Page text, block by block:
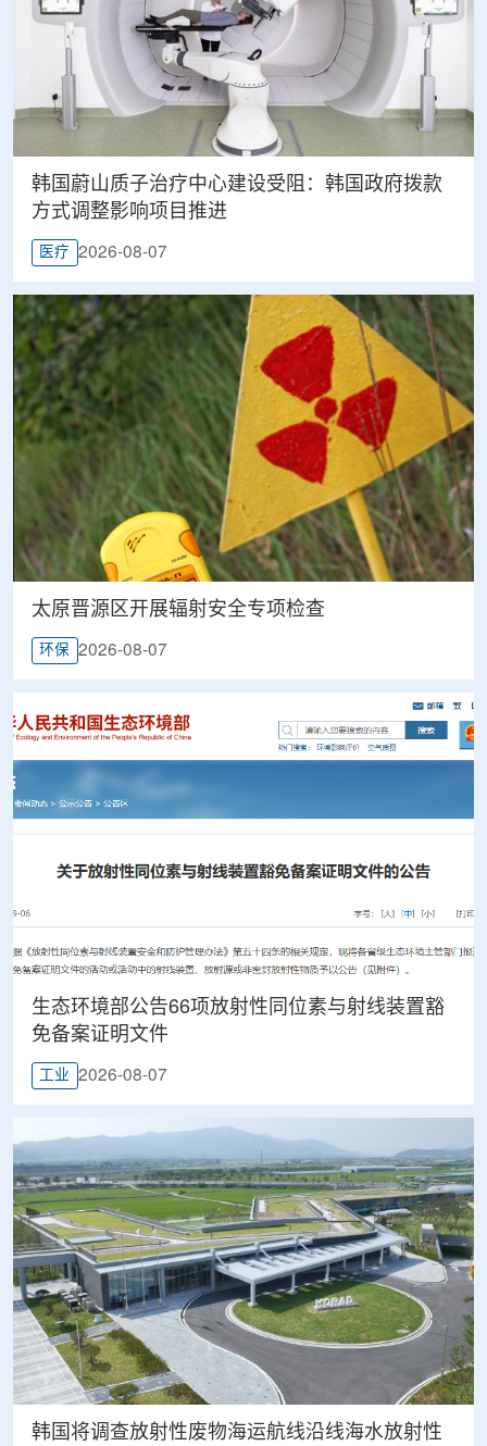
韩国蔚山质子治疗中心建设受阻：韩国政府拨款
方式调整影响项目推进
医疗 2026-08-07
太原晋源区开展辐射安全专项检查
环保 2026-08-07
生态环境部公告66项放射性同位素与射线装置豁
免备案证明文件
工业 2026-08-07
韩国将调查放射性废物海运航线沿线海水放射性